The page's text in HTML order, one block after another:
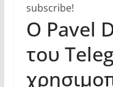
subscribe!
Ο Pavel
του